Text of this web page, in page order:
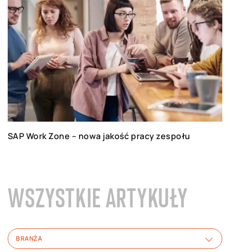
SAP Work Zone – nowa jakość pracy zespołu
WSZYSTKIE ARTYKUŁY
BRANŻA